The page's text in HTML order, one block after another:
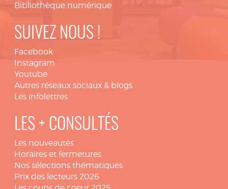
Bibliothèque numérique
SUIVEZ NOUS !
Facebook
Instagram
Youtube
Autres réseaux sociaux & blogs
Les infolettres
LES + CONSULTÉS
Les nouveautés
Horaires et fermetures
Nos sélections thématiques
Prix des lecteurs 2026